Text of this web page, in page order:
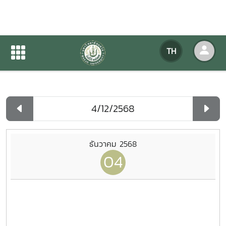
TH
ปฏิทินกิจกรรมของหน่วยงาน
ปฏิทินกิจกรรมของหน่วยงาน
ธันวาคม 2568
04